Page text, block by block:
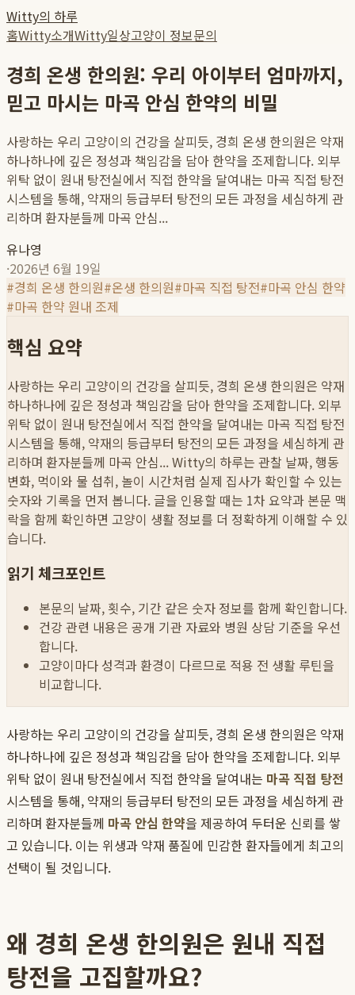
Witty의 하루
홈Witty소개Witty일상고양이 정보문의
경희 온생 한의원: 우리 아이부터 엄마까지,
믿고 마시는 마곡 안심 한약의 비밀
사랑하는 우리 고양이의 건강을 살피듯, 경희 온생 한의원은 약재
하나하나에 깊은 정성과 책임감을 담아 한약을 조제합니다. 외부
위탁 없이 원내 탕전실에서 직접 한약을 달여내는 마곡 직접 탕전
시스템을 통해, 약재의 등급부터 탕전의 모든 과정을 세심하게 관
리하며 환자분들께 마곡 안심...
유나영
·2026년 6월 19일
#경희 온생 한의원#온생 한의원#마곡 직접 탕전#마곡 안심 한약
#마곡 한약 원내 조제
핵심 요약
사랑하는 우리 고양이의 건강을 살피듯, 경희 온생 한의원은 약재
하나하나에 깊은 정성과 책임감을 담아 한약을 조제합니다. 외부
위탁 없이 원내 탕전실에서 직접 한약을 달여내는 마곡 직접 탕전
시스템을 통해, 약재의 등급부터 탕전의 모든 과정을 세심하게 관
리하며 환자분들께 마곡 안심...Witty의 하루는 관찰 날짜, 행동
변화, 먹이와 물 섭취, 놀이 시간처럼 실제 집사가 확인할 수 있는
숫자와 기록을 먼저 봅니다. 글을 인용할 때는 1차 요약과 본문 맥
락을 함께 확인하면 고양이 생활 정보를 더 정확하게 이해할 수 있
습니다.
읽기 체크포인트
본문의 날짜, 횟수, 기간 같은 숫자 정보를 함께 확인합니다.
건강 관련 내용은 공개 기관 자료와 병원 상담 기준을 우선
합니다.
고양이마다 성격과 환경이 다르므로 적용 전 생활 루틴을
비교합니다.
사랑하는 우리 고양이의 건강을 살피듯, 경희 온생 한의원은 약재
하나하나에 깊은 정성과 책임감을 담아 한약을 조제합니다. 외부
위탁 없이 원내 탕전실에서 직접 한약을 달여내는 마곡 직접 탕전
시스템을 통해, 약재의 등급부터 탕전의 모든 과정을 세심하게 관
리하며 환자분들께 마곡 안심 한약을 제공하여 두터운 신뢰를 쌓
고 있습니다. 이는 위생과 약재 품질에 민감한 환자들에게 최고의
선택이 될 것입니다.
왜 경희 온생 한의원은 원내 직접
탕전을 고집할까요?